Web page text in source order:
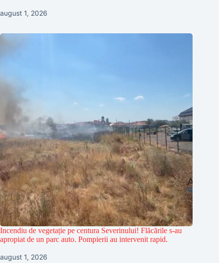
august 1, 2026
Incendiu de vegetație pe centura Severinului! Flăcările s-au
apropiat de un parc auto. Pompierii au intervenit rapid.
august 1, 2026